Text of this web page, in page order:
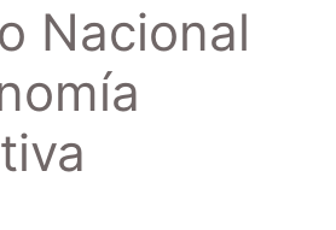
Nacional